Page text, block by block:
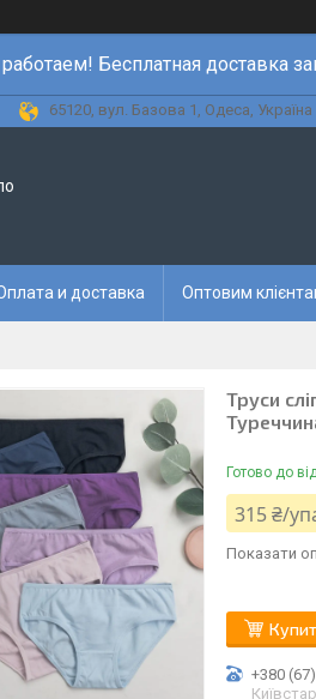
Бесплатная доставка
65120, вул. Базова 1, Одеса, Україна
и доставка Оптовим
Труси
Готово до
315 ₴/
Показати
+380
Київстар